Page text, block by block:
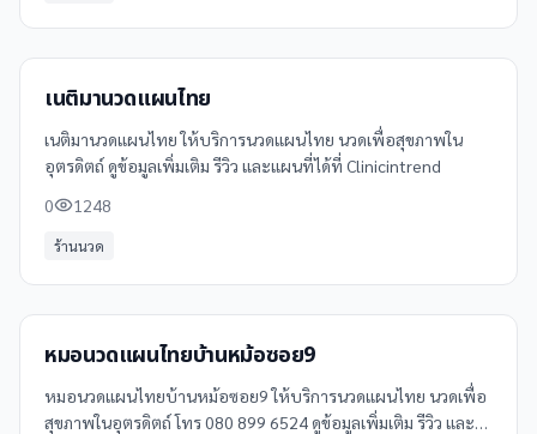
เนติมานวดแผนไทย
เนติมานวดแผนไทย ให้บริการนวดแผนไทย นวดเพื่อสุขภาพใน
อุตรดิตถ์ ดูข้อมูลเพิ่มเติม รีวิว และแผนที่ได้ที่ Clinicintrend
0
1248
ร้านนวด
หมอนวดแผนไทยบ้านหม้อซอย9
หมอนวดแผนไทยบ้านหม้อซอย9 ให้บริการนวดแผนไทย นวดเพื่อ
สุขภาพในอุตรดิตถ์ โทร 080 899 6524 ดูข้อมูลเพิ่มเติม รีวิว และ